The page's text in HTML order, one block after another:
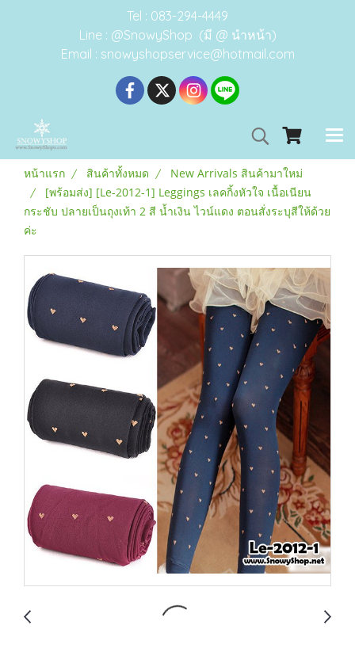
Tel : 083-294-4449
Line : @SnowyShop (มี @ นำหน้า)
Email : snowyshopservice@hotmail.com
หน้าแรก สินค้าทั้งหมด
New Arrivals สินค้ามาใหม่
[พร้อมส่ง] [Le-2012-1] Leggings เลคกิ้งหัวใจ เนื้อเนียน
กระชับ ปลายเป็นถุงเท้า 2 สี น้ำเงิน ไวน์แดง ตอนสั่งระบุสีให้ด้วย
ค่ะ